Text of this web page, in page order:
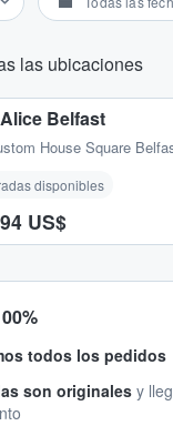
las ubicaciones
Belfast
House Square
disponibles
94 US$
todos los pedidos
son originales y